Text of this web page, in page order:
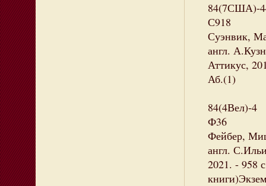
84(7США)-
С918
Суэнвик,
англ.
Аттикус,
Аб.(1)
84(4Вел)-4
Ф36
Фейбер,
англ.
2021. - 958